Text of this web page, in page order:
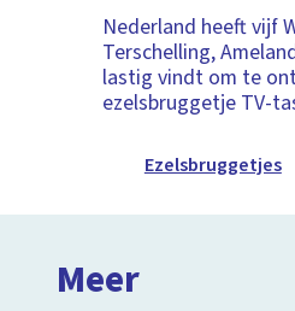
Nederland heeft vijf
Terschelling,
lastig vindt om te
ezelsbruggetje TV-
Ezelsbruggetjes
Meer